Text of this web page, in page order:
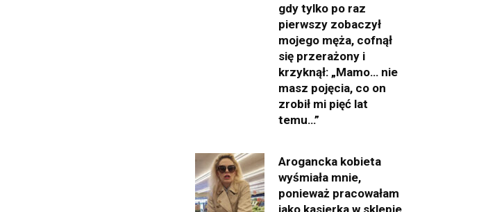
gdy tylko po raz
pierwszy zobaczył
mojego męża, cofnął
się przerażony i
krzyknął: „Mamo… nie
masz pojęcia, co on
zrobił mi pięć lat
temu…”
Arogancka kobieta
wyśmiała mnie,
ponieważ pracowałam
jako kasjerka w sklepie